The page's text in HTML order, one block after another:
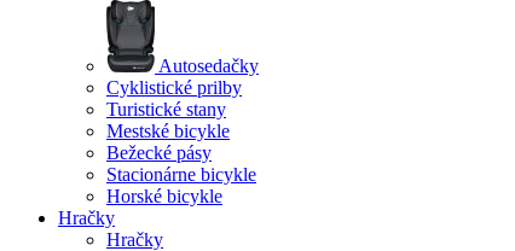
Autosedačky
Cyklistické prilby
Turistické stany
Mestské bicykle
Bežecké pásy
Stacionárne bicykle
Horské bicykle
Hračky
Hračky